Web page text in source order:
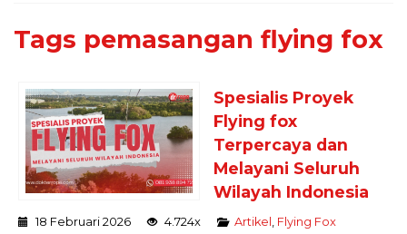
Tags pemasangan flying fox
Spesialis Proyek
Flying fox
Terpercaya dan
Melayani Seluruh
Wilayah Indonesia
18 Februari 2026 4.724x Artikel Flying Fox